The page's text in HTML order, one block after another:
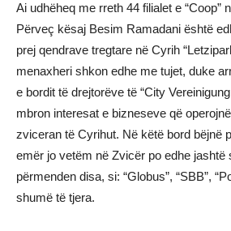
Ai udhëheq me rreth 44 filialet e “Coop”
Përveç kësaj Besim Ramadani është
prej qendrave tregtare në Cyrih
menaxheri shkon edhe me tujet, duke
e bordit të drejtorëve të “City
mbron interesat e bizneseve që
zviceran të Cyrihut. Në këtë bord bëjnë
emër jo vetëm në Zvicër po edhe jashtë
përmenden disa, si: “Globus”, “SBB”,
shumë të tjera.